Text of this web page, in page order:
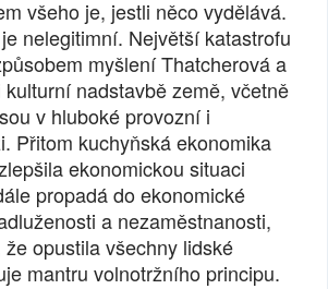
všeho je, jestli něco vydělává.
nelegitimní. Největší katastrofu
myšlení Thatcherová a
nadstavbě země, včetně
v hluboké provozní i
Přitom kuchyňská ekonomika
ekonomickou situaci
propadá do ekonomické
a nezaměstnanosti,
opustila všechny lidské
mantru volnotržního principu.